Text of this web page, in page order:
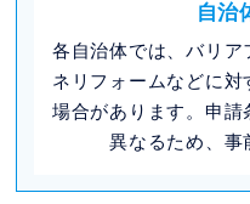
自治
各自治体では、バリア
ネリフォームなどに対
場合があります。申請
異なるため、事